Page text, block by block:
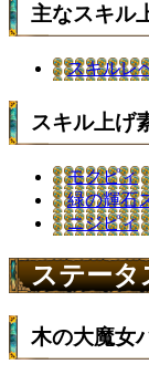
主なスキル
スキルレ
スキル上げ
モクピィ
緑の輝石
ニジピィ
ステータ
木の大魔女